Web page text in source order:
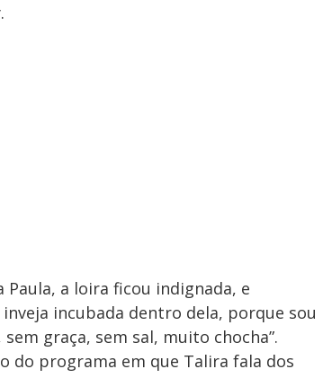
a loira ficou indignada, e
incubada dentro dela, porque sou
graça, sem sal, muito chocha”.
do programa em que Talira fala dos